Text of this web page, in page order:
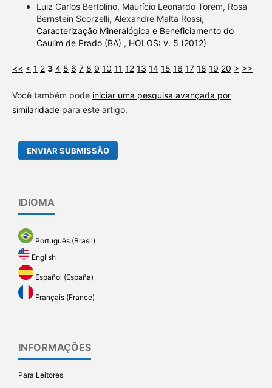
Luiz Carlos Bertolino, Maurício Leonardo Torem, Rosa
Bernstein Scorzelli, Alexandre Malta Rossi,
Caracterização Mineralógica e Beneficiamento do
Caulim de Prado (BA) , HOLOS: v. 5 (2012)
<< < 1 2 3 4 5 6 7 8 9 10 11 12 13 14 15 16 17 18 19 20 > >>
Você também pode iniciar uma pesquisa avançada por
similaridadepara este artigo.
ENVIAR SUBMISSÃO
IDIOMA
Português (Brasil)
English
Español (España)
Français (France)
INFORMAÇÕES
Para Leitores